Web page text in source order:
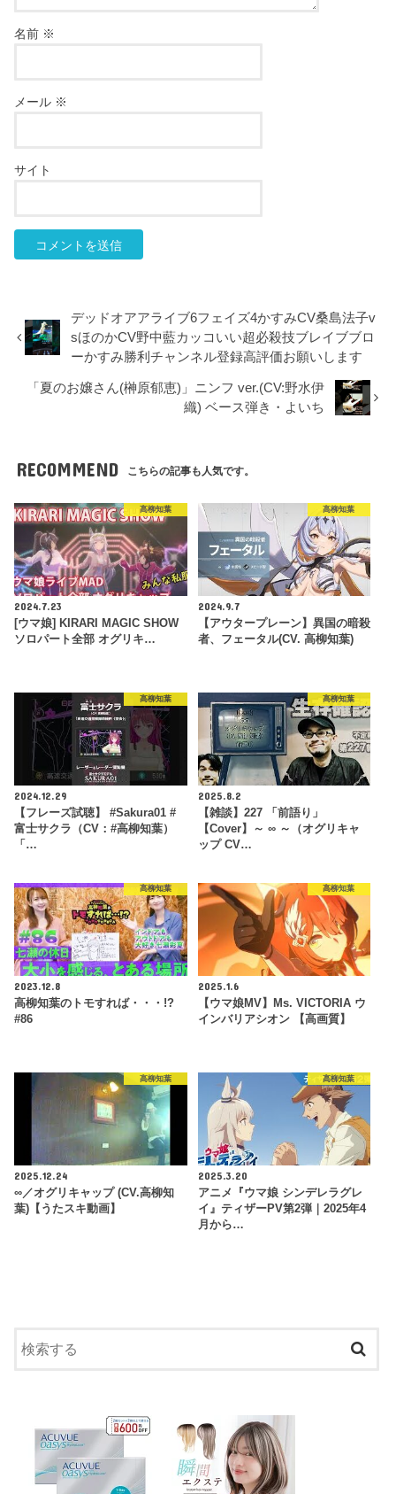
名前 ※
メール ※
サイト
デッドオアアライブ6フェイズ4かすみCV桑島法子v
sほのかCV野中藍カッコいい超必殺技ブレイブブロ
ーかすみ勝利チャンネル登録高評価お願いします
「夏のお嬢さん(榊原郁恵)」ニンフ ver.(CV:野水伊
織) ベース弾き・よいち
RECOMMEND こちらの記事も人気です。
高柳知葉
2024.7.23
[ウマ娘] KIRARI MAGIC SHOW
ソロパート全部 オグリキ…
高柳知葉
2024.9.7
【アウタープレーン】異国の暗殺
者、フェータル(CV. 高柳知葉)
高柳知葉
2024.12.29
【フレーズ試聴】 #Sakura01 #
富士サクラ（CV：#高柳知葉）
「…
高柳知葉
2025.8.2
【雑談】227 「前語り」
【Cover】～ ∞ ～（オグリキャ
ップ CV…
高柳知葉
2023.12.8
高柳知葉のトモすれば・・・!?
#86
高柳知葉
2025.1.6
【ウマ娘MV】Ms. VICTORIA ウ
インバリアシオン 【高画質】
高柳知葉
2025.12.24
∞／オグリキャップ (CV.高柳知
葉)【うたスキ動画】
高柳知葉
2025.3.20
アニメ『ウマ娘 シンデレラグレ
イ』ティザーPV第2弾｜2025年4
月から…